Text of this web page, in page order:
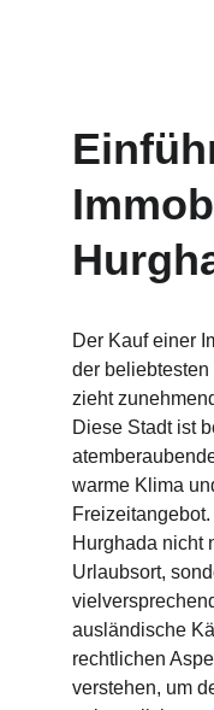
Der Kauf einer
der
zieht
Diese Stadt ist
warme Klima
Hurghada nicht
Urlaubsort,
ausländische
rechtlichen
verstehen, um